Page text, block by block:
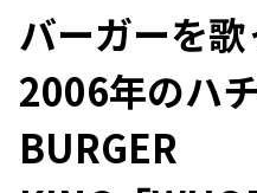
バーガーを歌
2006年のハ
BURGER